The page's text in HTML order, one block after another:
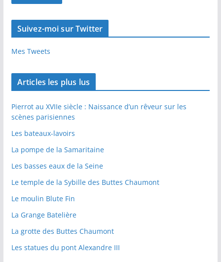
Suivez-moi sur Twitter
Mes Tweets
Articles les plus lus
Pierrot au XVIIe siècle : Naissance d’un rêveur sur les
scènes parisiennes
Les bateaux-lavoirs
La pompe de la Samaritaine
Les basses eaux de la Seine
Le temple de la Sybille des Buttes Chaumont
Le moulin Blute Fin
La Grange Batelière
La grotte des Buttes Chaumont
Les statues du pont Alexandre III